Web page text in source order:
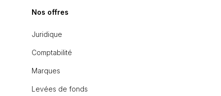
Nos offres
Juridique
Comptabilité
Marques
Levées de fonds